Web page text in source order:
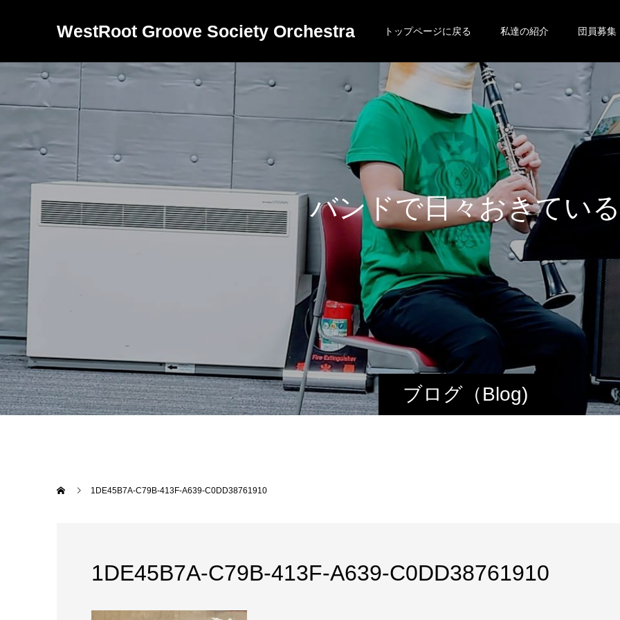
WestRoot Groove Society Orchestra トップページに戻る 私達の紹介 団員募集
ブログ（Blog)
バンド で日々おきている日常を
1DE45B7A-C79B-413F-A639-C0DD38761910
1DE45B7A-C79B-413F-A639-C0DD38761910